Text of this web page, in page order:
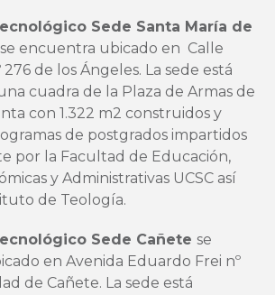
Sede Santa María de
se encuentra ubicado en Calle
de los Ángeles. La sede está
cuadra de la Plaza de Armas de
con 1.322 m2 construidos y
de postgrados impartidos
por la Facultad de Educación,
y Administrativas UCSC así
de Teología.
Sede Cañete se
en Avenida Eduardo Frei nº
de Cañete. La sede está